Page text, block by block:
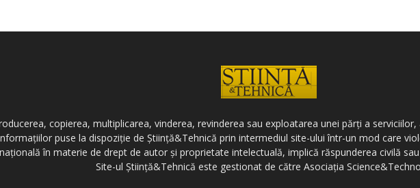
copierea, multiplicarea, vinderea, revinderea sau exploatarea unei părți a
puse la dispoziție de Știință&Tehnică prin intermediul site-ului într-un mod care
în materie de drept de autor și proprietate intelectuală, implică răspunderea civilă
Site-ul Știință&Tehnică este gestionat de către Asociația